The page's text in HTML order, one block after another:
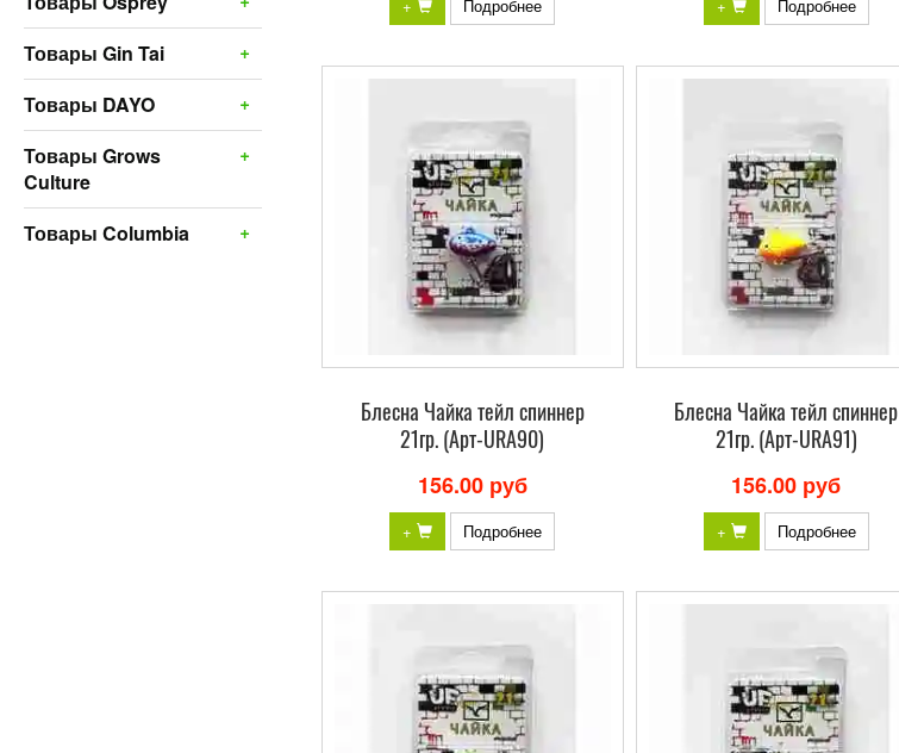
+
Товары Gin Tai
+
Товары DAYO
+
Товары Grows
Culture
+
Товары Columbia
+ Подробнее + Подробнее
Блесна Чайка тейл спиннер
21гр. (Арт-URA90)
156.00 руб
+ Подробнее
Блесна Чайка тейл спиннер
21гр. (Арт-URA91)
156.00 руб
+ Подробнее